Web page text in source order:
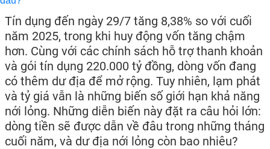
Tín dụng đến ngày 29/7 tăng 8,38% so với cuối
năm 2025, trong khi huy động vốn tăng chậm
hơn. Cùng với các chính sách hỗ trợ thanh khoản
và gói tín dụng 220.000 tỷ đồng, dòng vốn đang
có thêm dư địa để mở rộng. Tuy nhiên, lạm phát
và tỷ giá vẫn là những biến số giới hạn khả năng
nới lỏng. Những diễn biến này đặt ra câu hỏi lớn:
dòng tiền sẽ được dẫn về đâu trong những tháng
cuối năm, và dư địa nới lỏng còn bao nhiêu?